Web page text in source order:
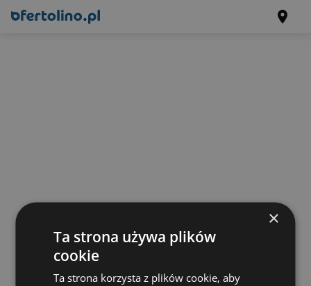
×
Ta strona używa plików
cookie
Ta strona korzysta z plików cookie, aby